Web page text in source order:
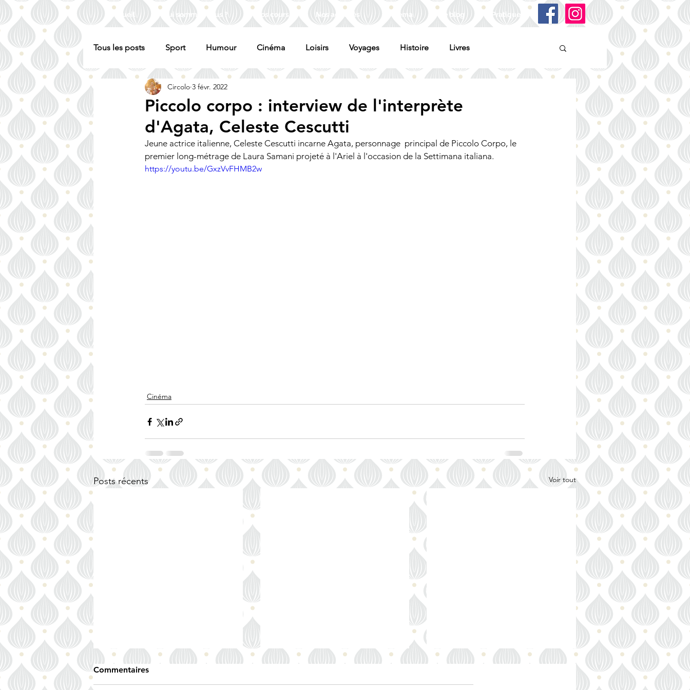
Accueil Qui sommes nous ? Nos cours Nos activités Cinéma Le blog Pratique
Tous les posts Sport Humour Cinéma Loisirs Voyages Histoire Livres
Piccolo corpo : interview de l'interprète
d'Agata, Celeste Cescutti
Circolo 3 févr. 2022
Jeune actrice italienne, Celeste Cescutti incarne Agata, personnage  principal de Piccolo Corpo, le
premier long-métrage de Laura Samani projeté à l'Ariel à l'occasion de la Settimana italiana.
https://youtu.be/GxzVvFHMB2w
Cinéma
Posts récents Voir tout
Commentaires